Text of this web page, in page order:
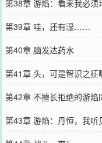
第38章 游焰：看来我必须
第39章 哇，还有湿……
第40章 脑发达药水
第41章 头，可是智识之征
第42章 不擅长拒绝的游焰
第43章 游焰：丹恒，我